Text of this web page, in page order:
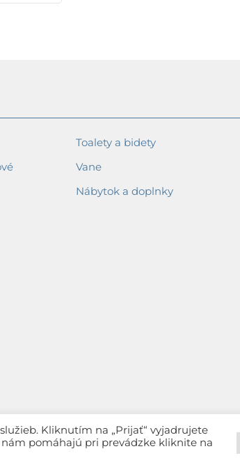
Toalety a bidety
Vane
Nábytok a doplnky
Kliknutím na „Prijať“ vyjadrujete
nám pomáhajú pri prevádzke kliknite na